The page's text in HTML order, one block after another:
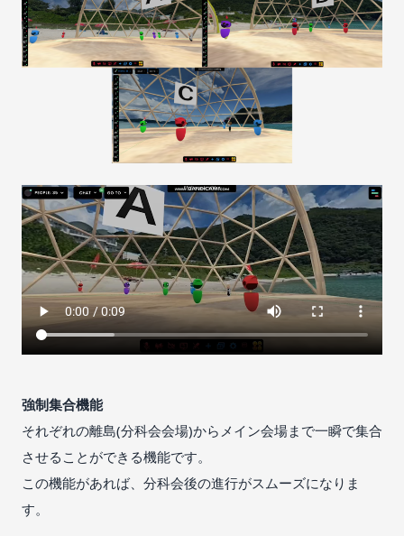
強制集合機能
それぞれの離島(分科会会場)からメイン会場まで一瞬で集合
させることができる機能です。
この機能があれば、分科会後の進行がスムーズになりま
す。